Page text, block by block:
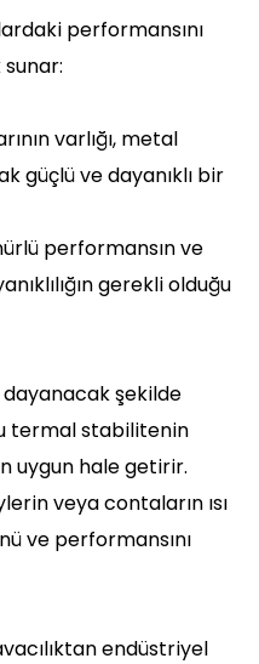
performansını
varlığı, metal
güçlü ve dayanıklı bir
performansın ve
gerekli olduğu
dayanacak şekilde
termal stabilitenin
uygun hale getirir.
veya contaların ısı
ve performansını
endüstriyel